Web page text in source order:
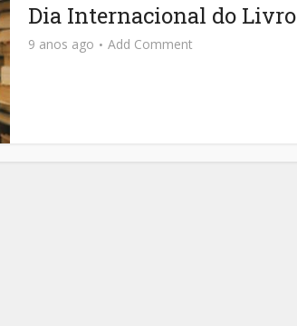
Dia Internacional do Livro
9 anos ago Add Comment